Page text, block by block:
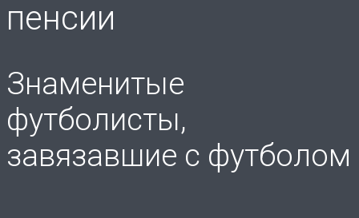
пенсии
Знаменитые
футболисты,
завязавшие с футболом